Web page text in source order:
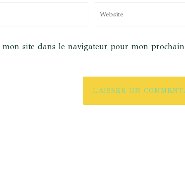
site dans le navigateur pour mon prochain